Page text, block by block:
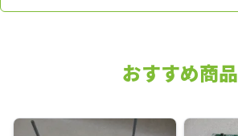
おすすめ商品